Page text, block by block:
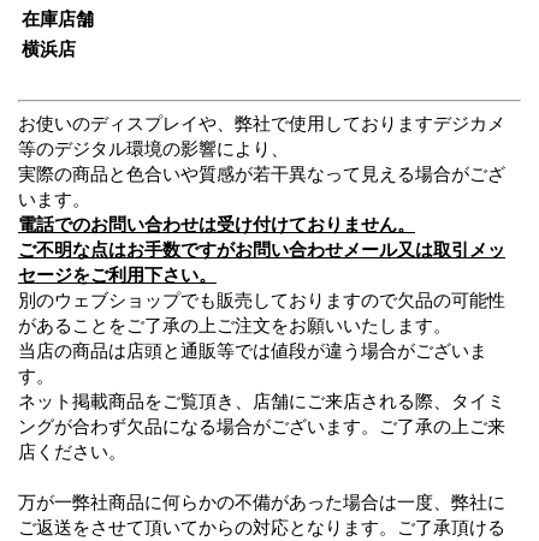
在庫店舗
横浜店
お使いのディスプレイや、弊社で使用しておりますデジカメ
等のデジタル環境の影響により、
実際の商品と色合いや質感が若干異なって見える場合がござ
います。
電話でのお問い合わせは受け付けておりません。
ご不明な点はお手数ですがお問い合わせメール又は取引メッ
セージをご利用下さい。
別のウェブショップでも販売しておりますので欠品の可能性
があることをご了承の上ご注文をお願いいたします。
当店の商品は店頭と通販等では値段が違う場合がございま
す。
ネット掲載商品をご覧頂き、店舗にご来店される際、タイミ
ングが合わず欠品になる場合がございます。ご了承の上ご来
店ください。
万が一弊社商品に何らかの不備があった場合は一度、弊社に
ご返送をさせて頂いてからの対応となります。ご了承頂ける